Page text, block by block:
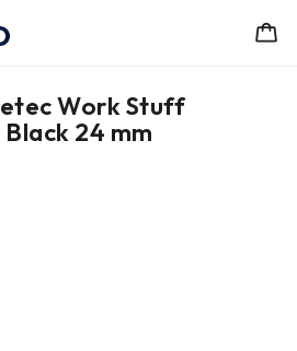
Work Stuff
24 mm